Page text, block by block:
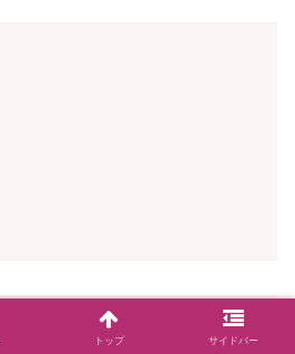
音寺潮五郎 ]
トップ サイドバー